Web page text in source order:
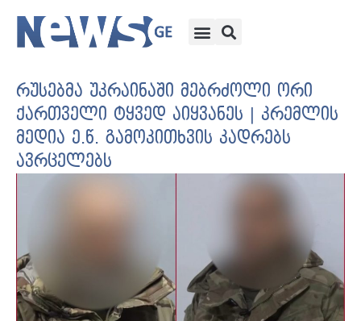
რუსებმა უკრაინაში მებრძოლი ორი
ქართველი ტყვედ აიყვანეს | კრემლის
მედია ე.წ. გამოკითხვის კადრებს
ავრცელებს